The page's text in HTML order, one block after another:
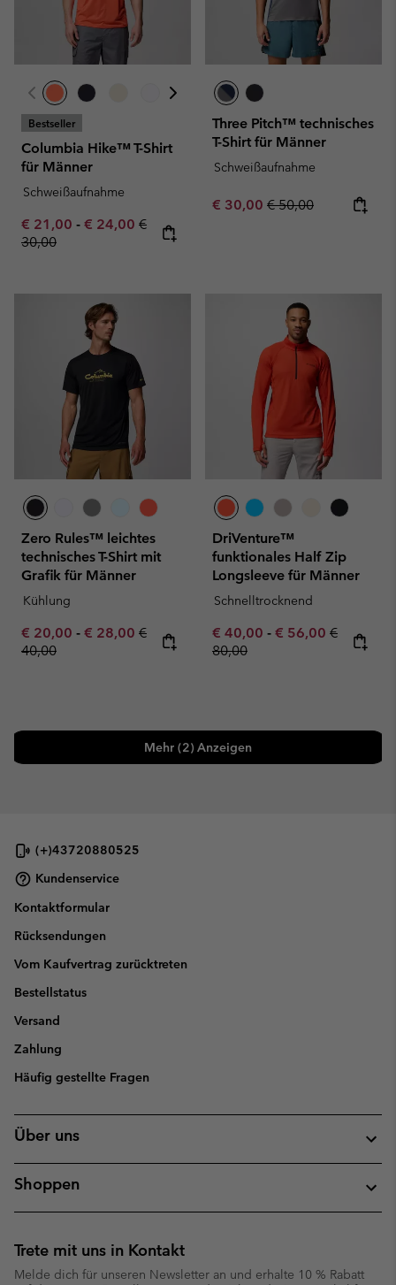
Bestseller
Columbia Hike™ T-Shirt
für Männer
Schweißaufnahme
Minimum sale price:
€ 21,00 - Maximum sale price:
€ 24,00 Regular price:
€
30,00
Three Pitch™ technisches
T-Shirt für Männer
Schweißaufnahme
Sale price:
€ 30,00 Regular price:
€ 50,00
Zero Rules™ leichtes
technisches T-Shirt mit
Grafik für Männer
Kühlung
Minimum sale price:
€ 20,00 - Maximum sale price:
€ 28,00 Regular price:
€
40,00
DriVenture™
funktionales Half Zip
Longsleeve für Männer
Schnelltrocknend
Minimum sale price:
€ 40,00 - Maximum sale
€ 56,00 Regular
€
80,00
Mehr (2) Anzeigen
(+)43720880525
Kundenservice
Kontaktformular
Rücksendungen
Vom Kaufvertrag zurücktreten
Bestellstatus
Versand
Zahlung
Häufig gestellte Fragen
Über uns
Shoppen
Trete mit uns in Kontakt
Melde dich für unseren Newsletter an und erhalte 10 % Rabatt